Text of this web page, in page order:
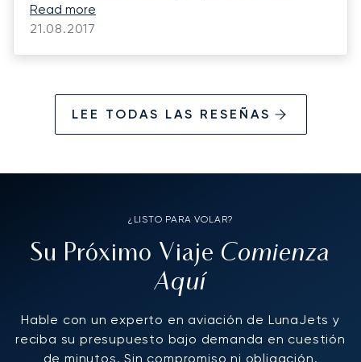
appreciate quality travel services. Thank
you.
Read more
21.08.2017
LEE TODAS LAS RESEÑAS
¿LISTO PARA VOLAR?
Su Próximo Viaje Comienza
Aquí
Hable con un experto en aviación de LunaJets y
reciba su presupuesto bajo demanda en cuestión
de minutos. Sin compromiso ni obligación.